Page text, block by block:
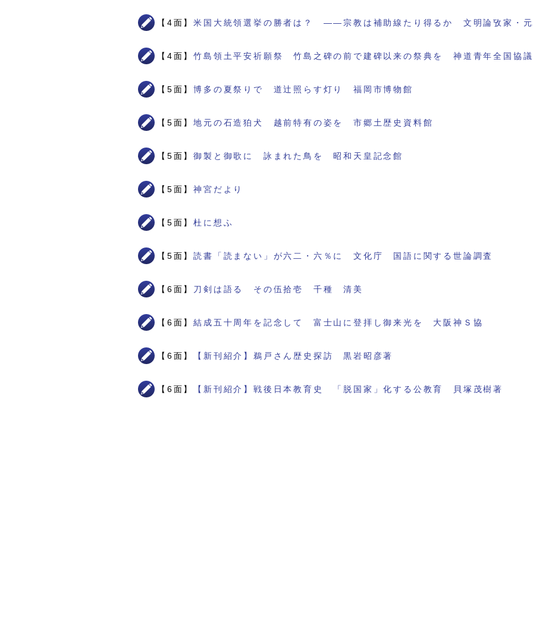
【4面】米国大統領選挙の勝者は？ ――宗教は補助線たり得るか 文明論攷家・
【4面】竹島領土平安祈願祭 竹島之碑の前で建碑以来の祭典を 神道青年全国協議
【5面】博多の夏祭りで 道辻照らす灯り 福岡市博物館
【5面】地元の石造狛犬 越前特有の姿を 市郷土歴史資料館
【5面】御製と御歌に 詠まれた鳥を 昭和天皇記念館
【5面】神宮だより
【5面】杜に想ふ
【5面】読書「読まない」が六二・六％に 文化庁 国語に関する世論調査
【6面】 刀剣は語る その伍拾壱 千種 清美
【6面】結成五十周年を記念して 富士山に登拝し御来光を 大阪神Ｓ協
【6面】 【新刊紹介】鵜戸さん歴史探訪 黒岩昭彦著
【6面】 【新刊紹介】戦後日本教育史 「脱国家」化する公教育 貝塚茂樹著